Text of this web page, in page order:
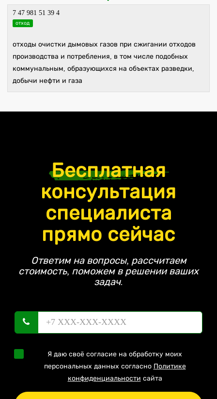
7 47 981 51 39 4
отход
отходы очистки дымовых газов при сжигании отходов
производства и потребления, в том числе подобных
коммунальным, образующихся на объектах разведки,
добычи нефти и газа
Бесплатная
консультация
специалиста
прямо сейчас
Ответим на вопросы, рассчитаем
стоимость, поможем в решении ваших
задач.
Я даю своё согласие на обработку моих
персональных данных согласно Политике
конфиденциальности сайта